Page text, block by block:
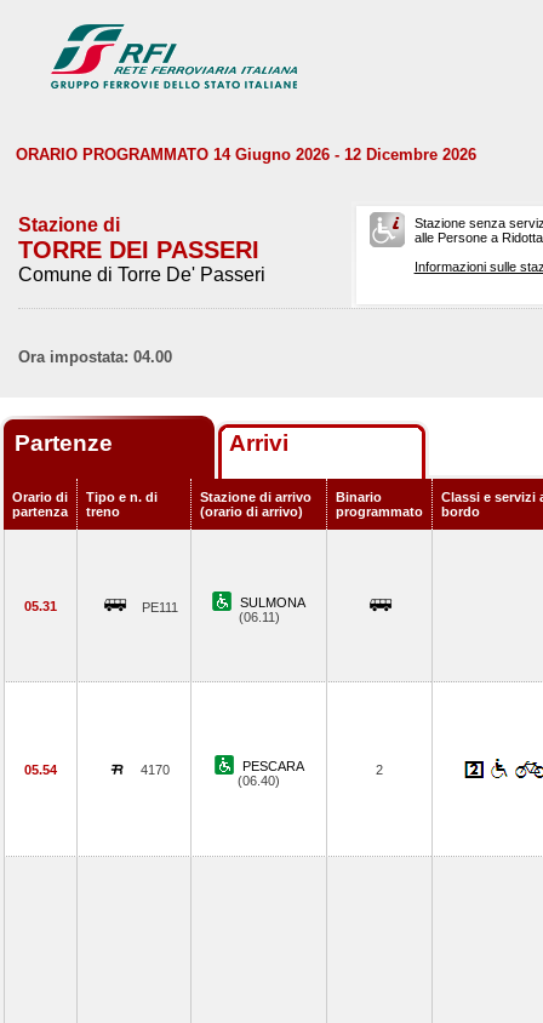
ORARIO PROGRAMMATO 14 Giugno 2026 - 12 Dicembre 2026
Stazione di
TORRE DEI PASSERI
Comune di Torre De' Passeri
Stazione senza
alle Persone a
Informazioni sulle
Ora impostata: 04.00
Partenze Arrivi
Orario di
partenza
Tipo e n. di
treno
Stazione di arrivo
(orario di arrivo)
Binario
programmato
Classi e servizi
bordo
05.31 PE111
SULMONA
(06.11)
05.54 4170
PESCARA
(06.40)
2